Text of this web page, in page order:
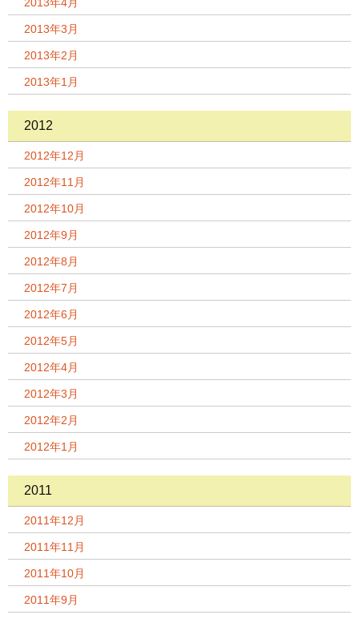
2013年3月
2013年2月
2013年1月
2012
2012年12月
2012年11月
2012年10月
2012年9月
2012年8月
2012年7月
2012年6月
2012年5月
2012年4月
2012年3月
2012年2月
2012年1月
2011
2011年12月
2011年11月
2011年10月
2011年9月